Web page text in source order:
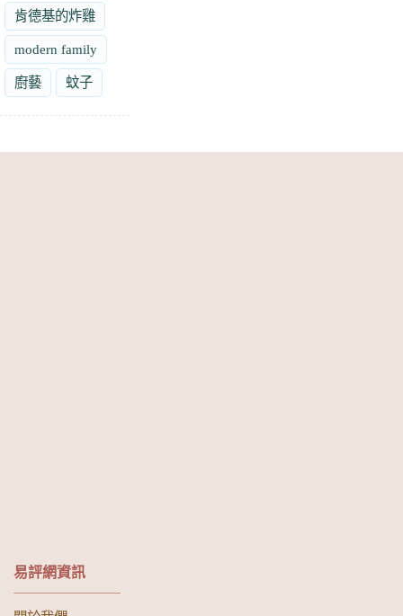
肯德基的炸雞
modern family
廚藝 蚊子
易評網資訊